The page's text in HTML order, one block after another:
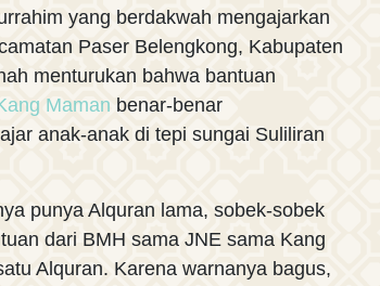
yang berdakwah mengajarkan
Paser Belengkong, Kabupaten
menturukan bahwa bantuan
Maman benar-benar
anak-anak di tepi sungai Suliliran
punya Alquran lama, sobek-sobek
dari BMH sama JNE sama Kang
Alquran. Karena warnanya bagus,